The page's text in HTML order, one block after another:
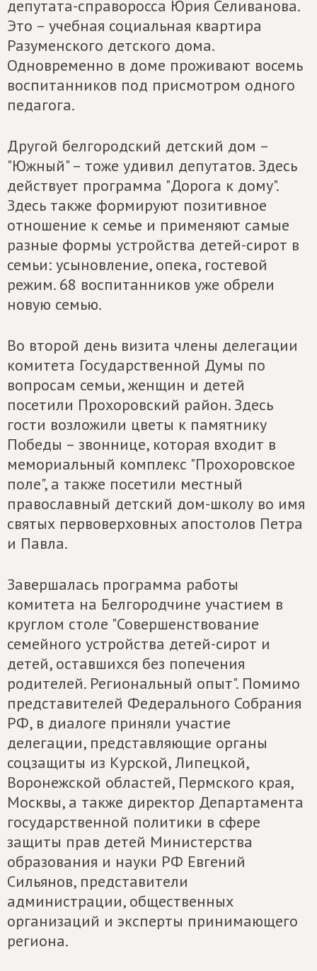
депутата-справоросса Юрия Селиванова.
Это – учебная социальная квартира
Разуменского детского дома.
Одновременно в доме проживают восемь
воспитанников под присмотром одного
педагога.
Другой белгородский детский дом –
"Южный" – тоже удивил депутатов. Здесь
действует программа "Дорога к дому".
Здесь также формируют позитивное
отношение к семье и применяют самые
разные формы устройства детей-сирот в
семьи: усыновление, опека, гостевой
режим. 68 воспитанников уже обрели
новую семью.
Во второй день визита члены делегации
комитета Государственной Думы по
вопросам семьи, женщин и детей
посетили Прохоровский район. Здесь
гости возложили цветы к памятнику
Победы – звоннице, которая входит в
мемориальный комплекс "Прохоровское
поле", а также посетили местный
православный детский дом-школу во имя
святых первоверховных апостолов Петра
и Павла.
Завершалась программа работы
комитета на Белгородчине участием в
круглом столе "Совершенствование
семейного устройства детей-сирот и
детей, оставшихся без попечения
родителей. Региональный опыт". Помимо
представителей Федерального Собрания
РФ, в диалоге приняли участие
делегации, представляющие органы
соцзащиты из Курской, Липецкой,
Воронежской областей, Пермского края,
Москвы, а также директор Департамента
государственной политики в сфере
защиты прав детей Министерства
образования и науки РФ Евгений
Сильянов, представители
администрации, общественных
организаций и эксперты принимающего
региона.